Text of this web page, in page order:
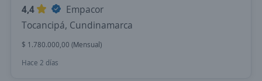
4,4
Empacor
Tocancipá, Cundinamarca
$ 1.780.000,00 (Mensual)
Hace 2 días